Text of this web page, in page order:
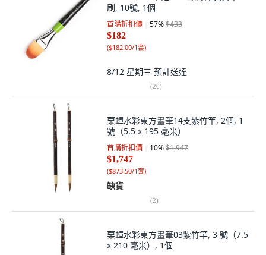
刷, 10號, 1個
首購折扣價 57%$433
$182
($182.00/1套)
8/12 星期三 預計送達
(26)
栗蟬水彩東方畫筆14支紫竹竿, 2個, 1
號（5.5 x 195 毫米）
首購折扣價 10%$1,947
$1,747
($873.50/1套)
缺貨
(2)
栗蟬水彩東方畫筆03紫竹竿, 3 號（7.5
x 210 毫米）, 1個